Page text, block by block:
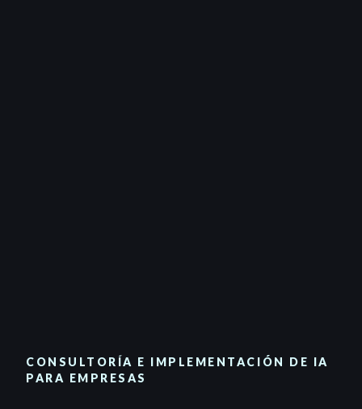
CONSULTORÍA E IMPLEMENTACIÓN DE IA
PARA EMPRESAS